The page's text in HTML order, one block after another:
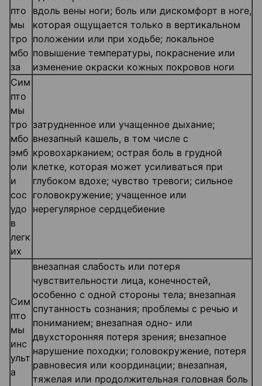
пто
мы
тро
мбо
за
вдоль вены ноги; боль или дискомфорт в ноге,
которая ощущается только в вертикальном
положении или при ходьбе; локальное
повышение температуры, покраснение или
изменение окраски кожных покровов ноги
Сим
пто
мы
тро
мбо
эмб
оли
и
сос
удо
в
легк
их
затрудненное или учащенное дыхание;
внезапный кашель, в том числе с
кровохарканием; острая боль в грудной
клетке, которая может усиливаться при
глубоком вдохе; чувство тревоги; сильное
головокружение; учащенное или
нерегулярное сердцебиение
Сим
пто
мы
инс
ульт
а
внезапная слабость или потеря
чувствительности лица, конечностей,
особенно с одной стороны тела; внезапная
спутанность сознания; проблемы с речью и
пониманием; внезапная одно- или
двухсторонняя потеря зрения; внезапное
нарушение походки; головокружение, потеря
равновесия или координации; внезапная,
тяжелая или продолжительная головная боль